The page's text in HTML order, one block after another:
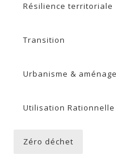
Résilience territoriale
Transition
Urbanisme &
Utilisation
Zéro déchet